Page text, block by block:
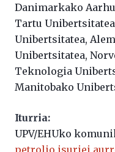
Danimarkako
Tartu
Unibertsitatea,
Unibertsitatea,
Teknologia
Manitobako
Iturria:
UPV/EHUko
petrolio isuriei